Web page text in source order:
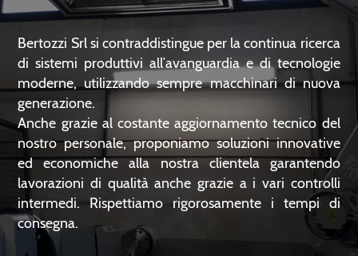
Bertozzi Srl si contraddistingue per la continua ricerca
di sistemi produttivi all′avanguardia e di tecnologie
moderne, utilizzando sempre macchinari di nuova
generazione.
Anche grazie al costante aggiornamento tecnico del
nostro personale, proponiamo soluzioni innovative
ed economiche alla nostra clientela garantendo
lavorazioni di qualità anche grazie a i vari controlli
intermedi. Rispettiamo rigorosamente i tempi di
consegna.